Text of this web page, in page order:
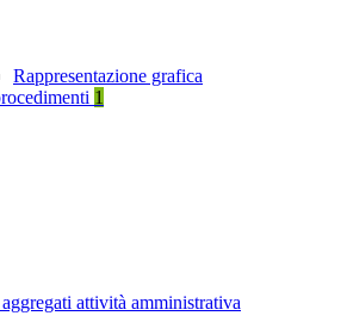
Rappresentazione grafica
1
attività amministrativa